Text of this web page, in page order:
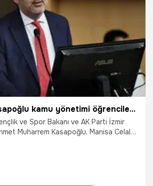
Muharrem Kasapoğlu kamu yönetimi öğrencileriyle buluştu
ve Spor Bakanı ve AK Parti İzmir
Muharrem Kasapoğlu, Manisa Celal